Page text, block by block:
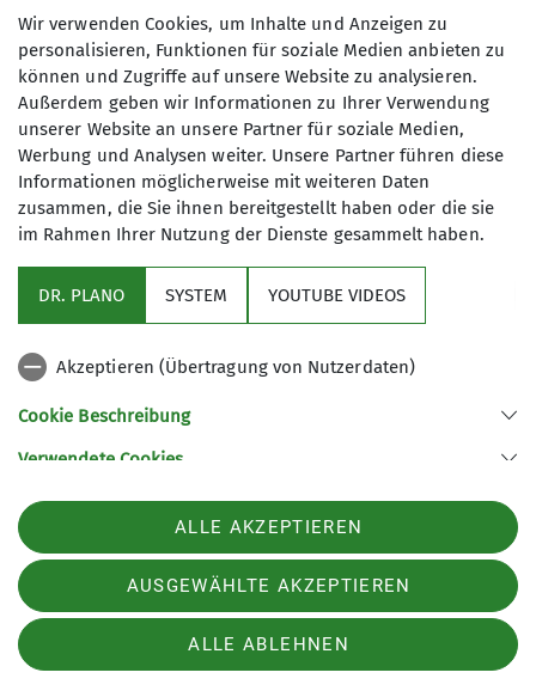
folgenden Kategorien von Dr. Plano:
Überträgt Nutzerdaten
Ich will den Inhalt sehen
Gut zu wissen: Die Einstellungen können
jederzeit in denDatenschutz-
Einstellungenangepasst werden!
Sektion Wetzlar des Deutschen Alpenvereins e.V.
Sportparkstraße 3a
35578 Wetzlar
Telefon +4964412000811
Datenschutz-Einstellungen
Datenschutz
Wir verwenden Cookies, um Inhalte und Anzeigen zu
personalisieren, Funktionen für soziale Medien anbieten zu
können und Zugriffe auf unsere Website zu analysieren.
Außerdem geben wir Informationen zu Ihrer Verwendung
unserer Website an unsere Partner für soziale Medien,
Werbung und Analysen weiter. Unsere Partner führen diese
Informationen möglicherweise mit weiteren Daten
zusammen, die Sie ihnen bereitgestellt haben oder die sie
im Rahmen Ihrer Nutzung der Dienste gesammelt haben.
DR. PLANO SYSTEM YOUTUBE VIDEOS
Akzeptieren (Übertragung von Nutzerdaten)
Cookie Beschreibung
Verwendete Cookies
ALLE AKZEPTIEREN
AUSGEWÄHLTE AKZEPTIEREN
ALLE ABLEHNEN